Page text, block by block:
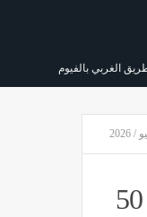
"عسق" تكشف عن تفاصيل مشروع التوسعة الرابعة بتكلفة 50